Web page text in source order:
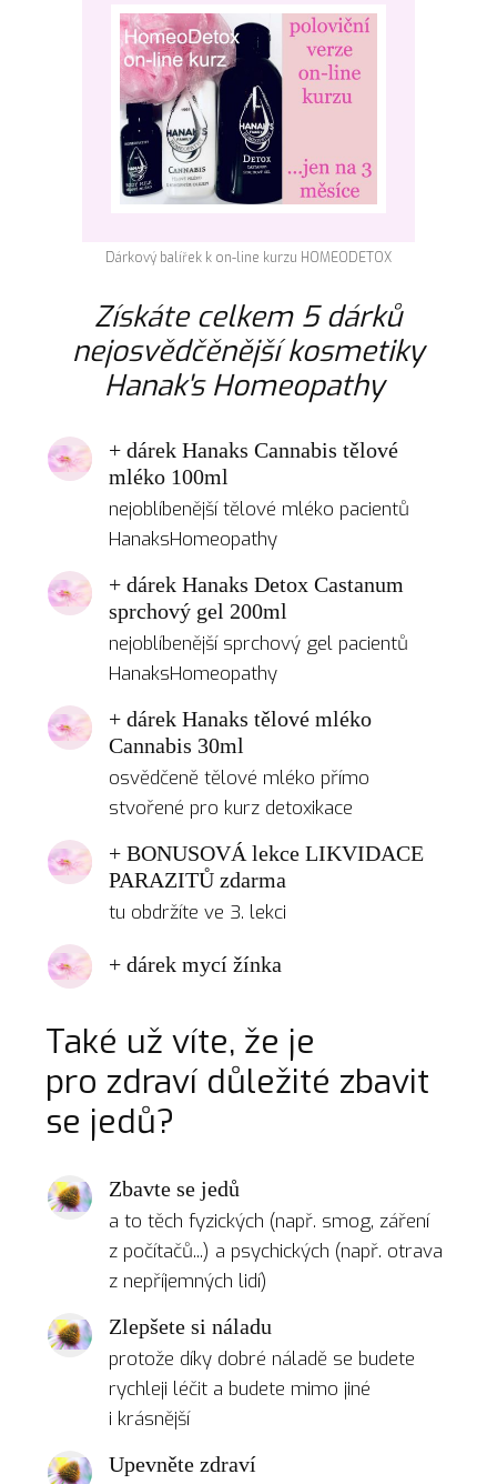
Dárkový balířek k on-line kurzu HOMEODETOX
Získáte celkem 5 dárků
nejosvědčěnější kosmetiky
Hanak's Homeopathy
+ dárek Hanaks Cannabis tělové
mléko 100ml
nejoblíbenější tělové mléko pacientů
HanaksHomeopathy
+ dárek Hanaks Detox Castanum
sprchový gel 200ml
nejoblíbenější sprchový gel pacientů
HanaksHomeopathy
+ dárek Hanaks tělové mléko
Cannabis 30ml
osvědčeně tělové mléko přímo
stvořené pro kurz detoxikace
+ BONUSOVÁ lekce LIKVIDACE
PARAZITŮ zdarma
tu obdržíte ve 3. lekci
+ dárek mycí žínka
Také už víte, že je
pro zdraví důležité zbavit
se jedů?
Zbavte se jedů
a to těch fyzických (např. smog, záření
z počítačů...) a psychických (např. otrava
z nepříjemných lidí)
Zlepšete si náladu
protože díky dobré náladě se budete
rychleji léčit a budete mimo jiné
i krásnější
Upevněte zdraví